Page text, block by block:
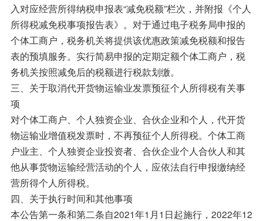
入对应经营所得纳税申报表“减免税额”栏次，并附报《个人
所得税减免税事项报告表》。对于通过电子税务局申报的
个体工商户，税务机关将提供该优惠政策减免税额和报告
表的预填服务。实行简易申报的定期定额个体工商户，税
务机关按照减免后的税额进行税款划缴。
三、关于取消代开货物运输业发票预征个人所得税有关事
项
对个体工商户、个人独资企业、合伙企业和个人，代开货
物运输业增值税发票时，不再预征个人所得税。个体工商
户业主、个人独资企业投资者、合伙企业个人合伙人和其
他从事货物运输经营活动的个人，应依法自行申报缴纳经
营所得个人所得税。
四、关于执行时间和其他事项
本公告第一条和第二条自2021年1月1日起施行，2022年12